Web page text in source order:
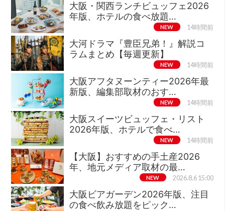
大阪・関西ランチビュッフェ2026
年版、ホテルの食べ放題…
NEW 14時間前
大河ドラマ『豊臣兄弟！』解説コ
ラムまとめ【毎週更新】
NEW 14時間前
大阪アフタヌーンティー2026年最
新版、編集部取材のおす…
NEW 14時間前
大阪スイーツビュッフェ・リスト
2026年版、ホテルで食べ…
NEW 14時間前
【大阪】おすすめの手土産2026
年、地元メディア取材の最…
NEW 2026.8.6 15:00
大阪ビアガーデン2026年版、注目
の食べ飲み放題をピック…